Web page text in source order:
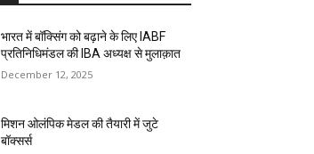
भारत में बॉक्सिंग को बढ़ाने के लिए IABF
प्रतिनिधिमंडल की IBA अध्यक्ष से मुलाक़ात
December 12, 2025
मिशन ओलंपिक मेडल की तैयारी में जुटे
बॉक्सर्स